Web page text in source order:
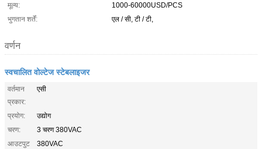
मूल्य:
1000-60000USD/PCS
भुगतान शर्तें:
एल / सी, टी / टी,
वर्णन
स्वचालित वोल्टेज स्टेबलाइजर
वर्तमान
प्रकार:
एसी
प्रयोग:
उद्योग
चरण:
3 चरण 380VAC
आउटपुट
380VAC